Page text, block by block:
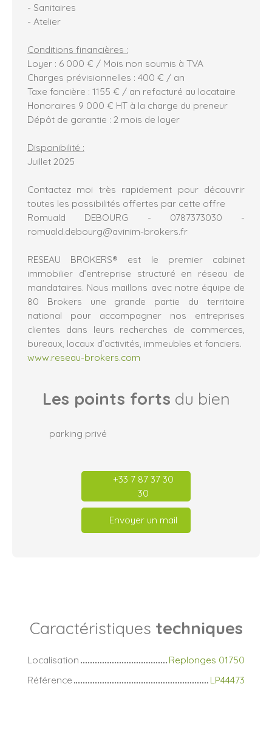
- Sanitaires
- Atelier
Conditions financières :
Loyer : 6 000 € / Mois non soumis à TVA
Charges prévisionnelles : 400 € / an
Taxe foncière : 1155 € / an refacturé au locataire
Honoraires 9 000 € HT à la charge du preneur
Dépôt de garantie : 2 mois de loyer
Disponibilité :
Juillet 2025
Contactez moi très rapidement pour découvrir
toutes les possibilités offertes par cette offre
Romuald DEBOURG - 0787373030 -
romuald.debourg@avinim-brokers.fr
RESEAU BROKERS® est le premier cabinet
immobilier d’entreprise structuré en réseau de
mandataires. Nous maillons avec notre équipe de
80 Brokers une grande partie du territoire
national pour accompagner nos entreprises
clientes dans leurs recherches de commerces,
bureaux, locaux d’activités, immeubles et fonciers.
www.reseau-brokers.com
Les points forts du bien
parking privé
+33 7 87 37 30
30
Envoyer un mail
Caractéristiques techniques
Localisation
Replonges 01750
Référence
LP44473